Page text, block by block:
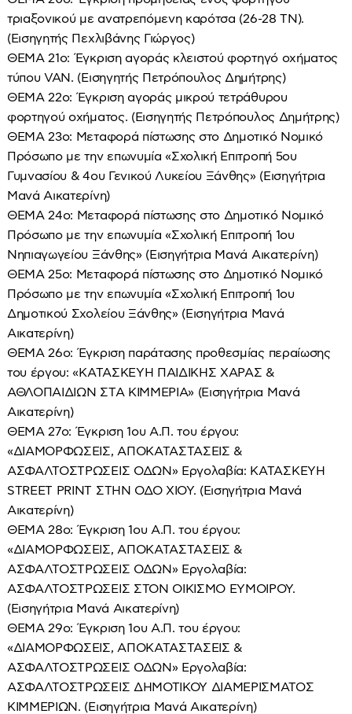
τριαξονικού με ανατρεπόμενη καρότσα (26-28 ΤΝ).
(Εισηγητής Πεχλιβάνης Γιώργος)
ΘΕΜΑ 21ο: Έγκριση αγοράς κλειστού φορτηγό οχήματος
τύπου VAN. (Εισηγητής Πετρόπουλος Δημήτρης)
ΘΕΜΑ 22ο: Έγκριση αγοράς μικρού τετράθυρου
φορτηγού οχήματος. (Εισηγητής Πετρόπουλος Δημήτρης)
ΘΕΜΑ 23ο: Μεταφορά πίστωσης στο Δημοτικό Νομικό
Πρόσωπο με την επωνυμία «Σχολική Επιτροπή 5ου
Γυμνασίου & 4ου Γενικού Λυκείου Ξάνθης» (Εισηγήτρια
Μανά Αικατερίνη)
ΘΕΜΑ 24ο: Μεταφορά πίστωσης στο Δημοτικό Νομικό
Πρόσωπο με την επωνυμία «Σχολική Επιτροπή 1ου
Νηπιαγωγείου Ξάνθης» (Εισηγήτρια Μανά Αικατερίνη)
ΘΕΜΑ 25ο: Μεταφορά πίστωσης στο Δημοτικό Νομικό
Πρόσωπο με την επωνυμία «Σχολική Επιτροπή 1ου
Δημοτικού Σχολείου Ξάνθης» (Εισηγήτρια Μανά
Αικατερίνη)
ΘΕΜΑ 26ο: Έγκριση παράτασης προθεσμίας περαίωσης
του έργου: «ΚΑΤΑΣΚΕΥΗ ΠΑΙΔΙΚΗΣ ΧΑΡΑΣ &
ΑΘΛΟΠΑΙΔΙΩΝ ΣΤΑ ΚΙΜΜΕΡΙΑ» (Εισηγήτρια Μανά
Αικατερίνη)
ΘΕΜΑ 27ο: Έγκριση 1ου Α.Π. του έργου:
«ΔΙΑΜΟΡΦΩΣΕΙΣ, ΑΠΟΚΑΤΑΣΤΑΣΕΙΣ &
ΑΣΦΑΛΤΟΣΤΡΩΣΕΙΣ ΟΔΩΝ» Εργολαβία: ΚΑΤΑΣΚΕΥΗ
STREET PRINT ΣΤΗΝ ΟΔΟ ΧΙΟΥ. (Εισηγήτρια Μανά
Αικατερίνη)
ΘΕΜΑ 28ο: Έγκριση 1ου Α.Π. του έργου:
«ΔΙΑΜΟΡΦΩΣΕΙΣ, ΑΠΟΚΑΤΑΣΤΑΣΕΙΣ &
ΑΣΦΑΛΤΟΣΤΡΩΣΕΙΣ ΟΔΩΝ» Εργολαβία:
ΑΣΦΑΛΤΟΣΤΡΩΣΕΙΣ ΣΤΟΝ ΟΙΚΙΣΜΟ ΕΥΜΟΙΡΟΥ.
(Εισηγήτρια Μανά Αικατερίνη)
ΘΕΜΑ 29ο: Έγκριση 1ου Α.Π. του έργου:
«ΔΙΑΜΟΡΦΩΣΕΙΣ, ΑΠΟΚΑΤΑΣΤΑΣΕΙΣ &
ΑΣΦΑΛΤΟΣΤΡΩΣΕΙΣ ΟΔΩΝ» Εργολαβία:
ΑΣΦΑΛΤΟΣΤΡΩΣΕΙΣ ΔΗΜΟΤΙΚΟΥ ΔΙΑΜΕΡΙΣΜΑΤΟΣ
ΚΙΜΜΕΡΙΩΝ. (Εισηγήτρια Μανά Αικατερίνη)